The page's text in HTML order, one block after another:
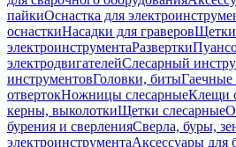
пайкиОснастка для
оснасткиНасадки для граверовЩетки
электроинструментаРазвертки
электродвигателейСлесарный
инструментовГоловки, биты
отвертокНожницы слесарныеКлещи
керны, выколоткиЩетки слесарные
бурения и сверленияСверла, буры,
электроинструментаАксессуары для